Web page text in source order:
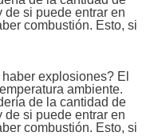
de si puede entrar en
combustión. Esto, si
explosiones? El
ambiente.
de la cantidad de
de si puede entrar en
combustión. Esto, si